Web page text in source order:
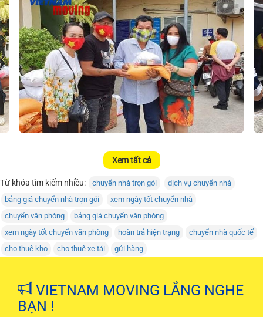
Xem tất cả
Từ khóa tìm kiếm nhiều: chuyển nhà trọn gói
dịch vụ chuyển nhà
bảng giá chuyển nhà trọn gói
xem ngày tốt chuyển nhà
chuyển văn phòng
bảng giá chuyển văn phòng
xem ngày tốt chuyển văn phòng
hoàn trả hiện trạng
chuyển nhà quốc tế
cho thuê kho
cho thuê xe tải gửi hàng
VIETNAM MOVING LẮNG NGHE
BẠN !